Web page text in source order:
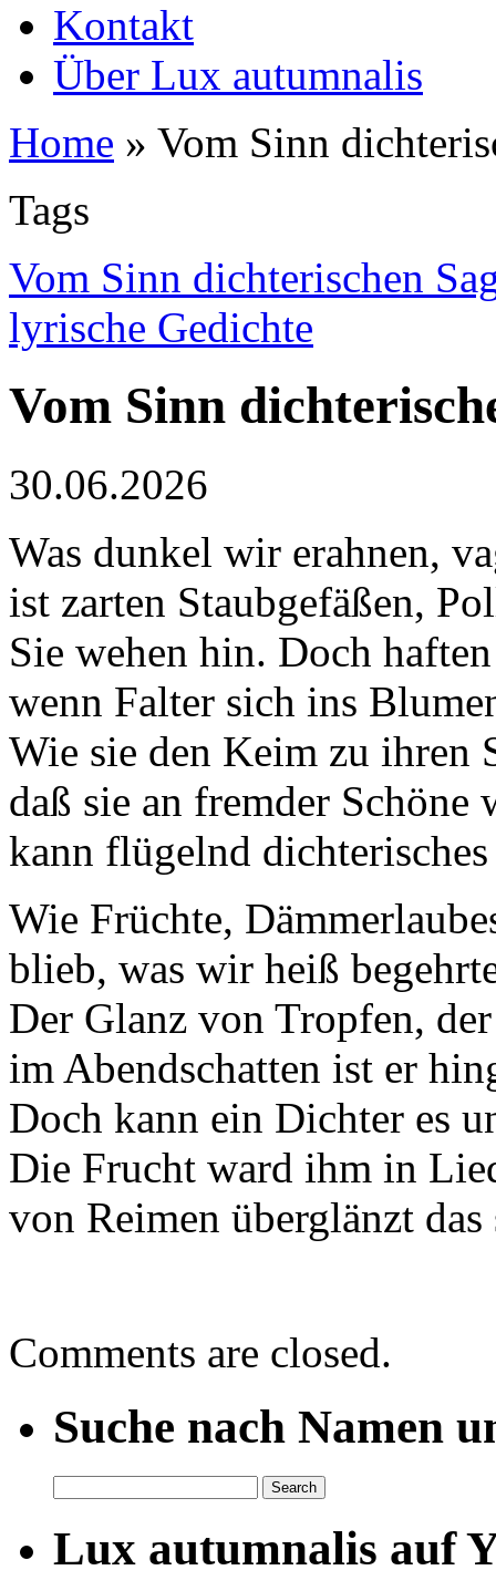
Kontakt
Über Lux autumnalis
Home » Vom Sinn
Tags
Vom Sinn dichterischen
lyrische Gedichte
Vom Sinn
30.06.2026
Was dunkel wir erahnen,
ist zarten Staubgefäßen,
Sie wehen hin. Doch
wenn Falter sich ins
Wie sie den Keim zu ihren
daß sie an fremder Schöne
kann flügelnd
Wie Früchte,
blieb, was wir heiß
Der Glanz von Tropfen,
im Abendschatten ist er
Doch kann ein Dichter es
Die Frucht ward ihm in
von Reimen überglänzt
Comments are closed.
Suche nach Namen
Lux autumnalis auf